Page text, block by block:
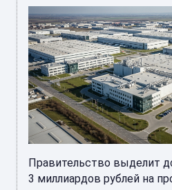
Правительство выделит
3 миллиардов рублей на